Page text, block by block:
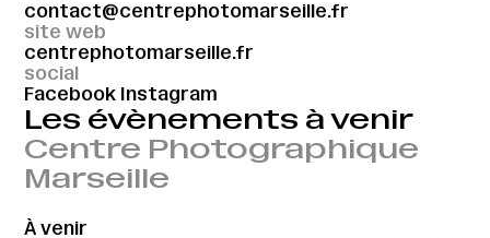
contact@centrephotomarseille.fr
site web
centrephotomarseille.fr
social
Facebook Instagram
Les évènements à venir
Centre Photographique
Marseille
À venir